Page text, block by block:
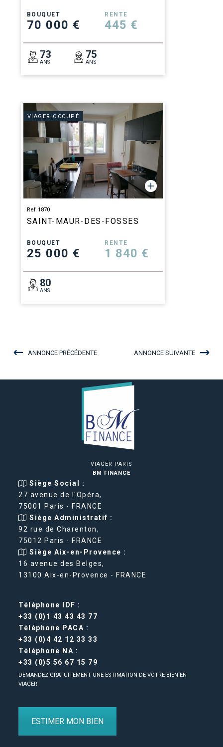
BOUQUET
70 000 €
RENTE
445 €
73
ANS
75
ANS
VIAGER OCCUPÉ
Ref 1870
SAINT-MAUR-DES-FOSSES
BOUQUET
25 000 €
RENTE
1 840 €
80
ANS
ANNONCE PRÉCÉDENTE ANNONCE SUIVANTE
VIAGER PARIS
BM FINANCE
Siège Social :
27 avenue de l'Opéra,
75001 Paris - FRANCE
Siège Administratif :
92 rue de Charenton,
75012 Paris - FRANCE
Siège Aix-en-Provence :
16 avenue des Belges,
13100 Aix-en-Provence - FRANCE
Téléphone IDF :
+33 (0)1 43 43 43 77
Téléphone PACA :
+33 (0)4 42 12 33 33
Téléphone NA :
+33 (0)5 56 67 15 79
DEMANDEZ GRATUITEMENT UNE ESTIMATION DE VOTRE BIEN EN
VIAGER
ESTIMER MON BIEN